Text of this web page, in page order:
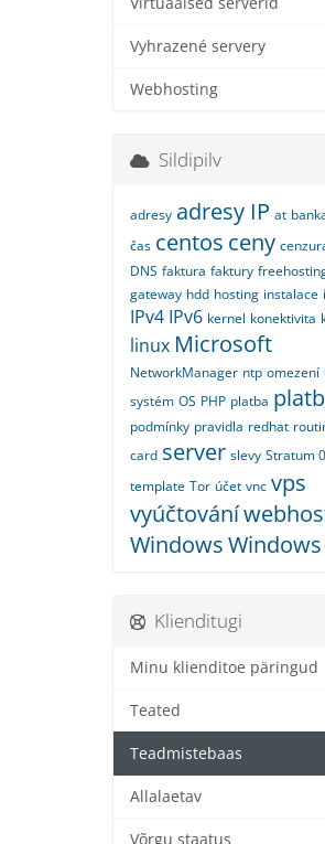
Vyhrazené servery
Webhosting
Sildipilv
adresy adresy IP at
čas centos ceny
DNS faktura faktury
gateway hdd hosting instalace
IPv4 IPv6 kernel konektivita
linux Microsoft
NetworkManager ntp omezení
systém OS PHP platba
podmínky pravidla redhat
card server slevy Stratum 0
template Tor účet vnc vps
vyúčtování
Windows
Klienditugi
Minu klienditoe päringud
Teated
Teadmistebaas
Allalaetav
Võrgu staatus